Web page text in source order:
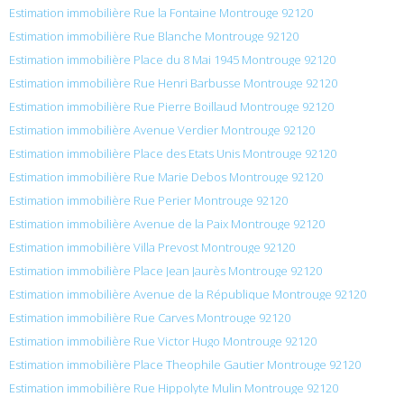
Estimation immobilière Rue la Fontaine Montrouge 92120
Estimation immobilière Rue Blanche Montrouge 92120
Estimation immobilière Place du 8 Mai 1945 Montrouge 92120
Estimation immobilière Rue Henri Barbusse Montrouge 92120
Estimation immobilière Rue Pierre Boillaud Montrouge 92120
Estimation immobilière Avenue Verdier Montrouge 92120
Estimation immobilière Place des Etats Unis Montrouge 92120
Estimation immobilière Rue Marie Debos Montrouge 92120
Estimation immobilière Rue Perier Montrouge 92120
Estimation immobilière Avenue de la Paix Montrouge 92120
Estimation immobilière Villa Prevost Montrouge 92120
Estimation immobilière Place Jean Jaurès Montrouge 92120
Estimation immobilière Avenue de la République Montrouge 92120
Estimation immobilière Rue Carves Montrouge 92120
Estimation immobilière Rue Victor Hugo Montrouge 92120
Estimation immobilière Place Theophile Gautier Montrouge 92120
Estimation immobilière Rue Hippolyte Mulin Montrouge 92120